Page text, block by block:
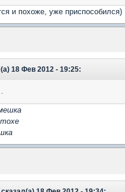
и похоже, уже приспособился)
18 Фев 2012 - 19:25: